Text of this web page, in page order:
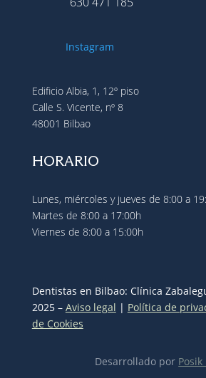
Instagram
Edificio Albia, 1, 12º piso
Calle S. Vicente, nº 8
48001 Bilbao
HORARIO
Lunes, miércoles y jueves de 8:00 a
Martes de 8:00 a 17:00h
Viernes de 8:00 a 15:00h
Dentistas en Bilbao: Clínica
2025 – Aviso legal | Política de
de Cookies
Desarrollado por